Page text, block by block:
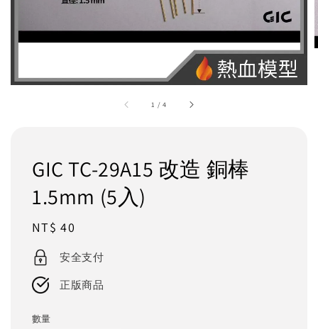
1 /4
GIC TC-29A15 改造 銅棒
1.5mm (5入)
Regular
price
NT$ 40
安全支付
正版商品
數量